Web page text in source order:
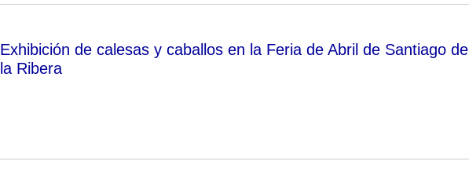
Exhibición de calesas y caballos en la Feria de Abril de Santiago de
la Ribera